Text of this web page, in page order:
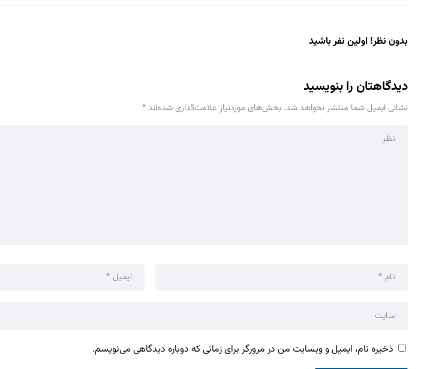
بدون نظر! اولین نفر باشید
دیدگاهتان را بنویسید
نشانی ایمیل شما منتشر نخواهد شد. بخش‌های موردنیاز علامت‌گذاری شده‌اند*
ذخیره نام، ایمیل و وبسایت من در مرورگر برای زمانی که دوباره دیدگاهی می‌نویسم.